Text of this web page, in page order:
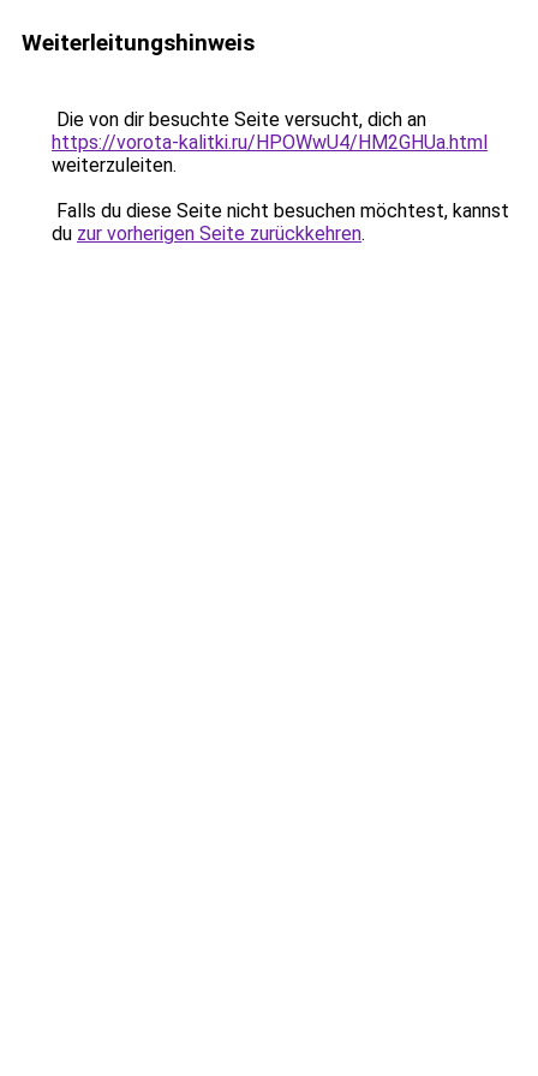
Weiterleitungshinweis
Die von dir besuchte Seite versucht, dich an
https://vorota-kalitki.ru/HPOWwU4/HM2GHUa.html
weiterzuleiten.
Falls du diese Seite nicht besuchen möchtest, kannst
du zur vorherigen Seite zurückkehren.